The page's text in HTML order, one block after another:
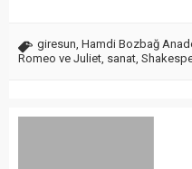
giresun, Hamdi Bozbağ
Romeo ve Juliet, sanat,